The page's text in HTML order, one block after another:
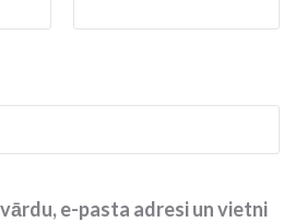
e-pasta adresi un vietni